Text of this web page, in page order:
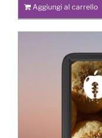
Aggiungi al carrello